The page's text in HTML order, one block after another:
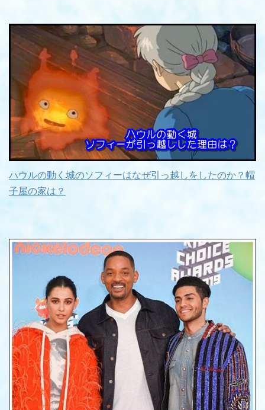
ハウルの動く城のソフィーはなぜ引っ越しをしたのか？帽
子屋の家は？